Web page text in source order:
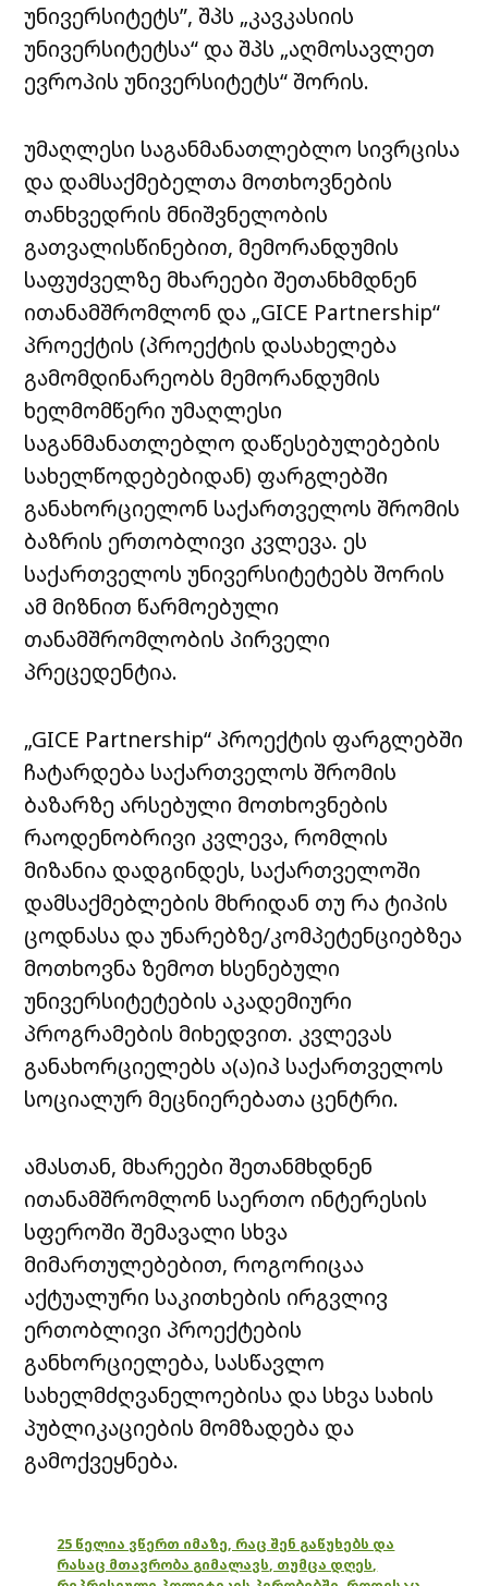
უნივერსიტეტს”, შპს „კავკასიის
უნივერსიტეტსა“ და შპს „აღმოსავლეთ
ევროპის უნივერსიტეტს“ შორის.
უმაღლესი საგანმანათლებლო სივრცისა
და დამსაქმებელთა მოთხოვნების
თანხვედრის მნიშვნელობის
გათვალისწინებით, მემორანდუმის
საფუძველზე მხარეები შეთანხმდნენ
ითანამშრომლონ და „GICE Partnership“
პროექტის (პროექტის დასახელება
გამომდინარეობს მემორანდუმის
ხელმომწერი უმაღლესი
საგანმანათლებლო დაწესებულებების
სახელწოდებებიდან) ფარგლებში
განახორციელონ საქართველოს შრომის
ბაზრის ერთობლივი კვლევა. ეს
საქართველოს უნივერსიტეტებს შორის
ამ მიზნით წარმოებული
თანამშრომლობის პირველი
პრეცედენტია.
„GICE Partnership“ პროექტის ფარგლებში
ჩატარდება საქართველოს შრომის
ბაზარზე არსებული მოთხოვნების
რაოდენობრივი კვლევა, რომლის
მიზანია დადგინდეს, საქართველოში
დამსაქმებლების მხრიდან თუ რა ტიპის
ცოდნასა და უნარებზე/კომპეტენციებზეა
მოთხოვნა ზემოთ ხსენებული
უნივერსიტეტების აკადემიური
პროგრამების მიხედვით. კვლევას
განახორციელებს ა(ა)იპ საქართველოს
სოციალურ მეცნიერებათა ცენტრი.
ამასთან, მხარეები შეთანმხდნენ
ითანამშრომლონ საერთო ინტერესის
სფეროში შემავალი სხვა
მიმართულებებით, როგორიცაა
აქტუალური საკითხების ირგვლივ
ერთობლივი პროექტების
განხორციელება, სასწავლო
სახელმძღვანელოებისა და სხვა სახის
პუბლიკაციების მომზადება და
გამოქვეყნება.
25 წელია ვწერთ იმაზე, რაც შენ გაწუხებს და
რასაც მთავრობა გიმალავს, თუმცა დღეს,